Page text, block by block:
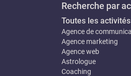
Recherche par
Toutes les activités
Agence de
Agence marketing
Agence web
Astrologue
Coaching